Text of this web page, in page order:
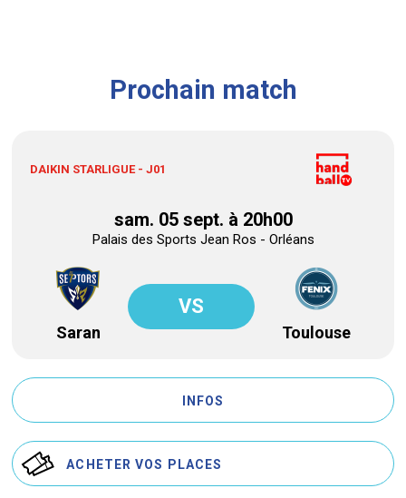
Prochain match
DAIKIN STARLIGUE - J01
sam. 05 sept. à 20h00
Palais des Sports Jean Ros - Orléans
Saran
VS
Toulouse
INFOS
ACHETER VOS PLACES